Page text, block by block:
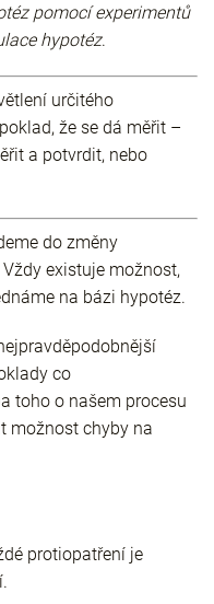
pomocí experimentů
hypotéz.
určitého
že se dá měřit –
a potvrdit, nebo
do změny
existuje možnost,
na bázi hypotéz.
co
toho o našem procesu
možnost chyby na
protiopatření je